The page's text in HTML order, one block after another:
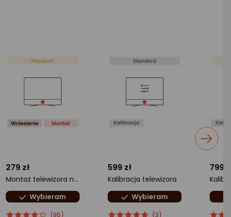
279 zł
Montaż telewizora na ścianie KOMFORT
Wybieram
ocena
Ocena (95)
599 zł
Kalibracja telewizora
Wybieram
ocena
Ocena (3)
799
ocena